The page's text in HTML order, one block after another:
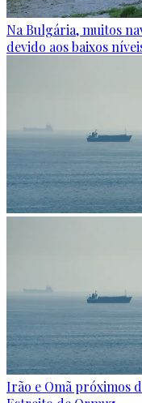
Na Bulgária, muitos
devido aos baixos
Irão e Omã próximos